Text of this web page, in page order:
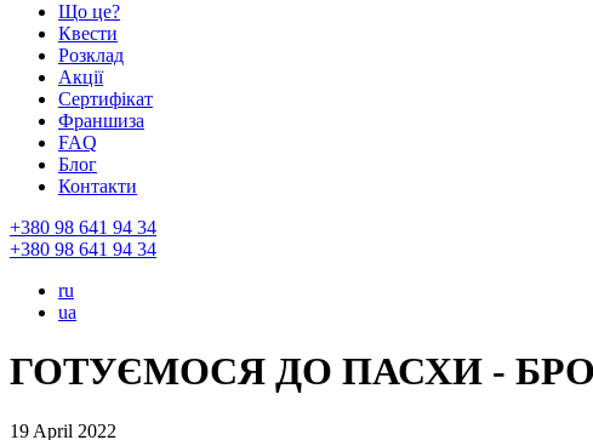
Що це?
Квести
Розклад
Акції
Сертифікат
Франшиза
FAQ
Блог
Контакти
+380 98 641 94 34
+380 98 641 94 34
ru
ua
ГОТУЄМОСЯ ДО ПАСХИ -
19 April 2022